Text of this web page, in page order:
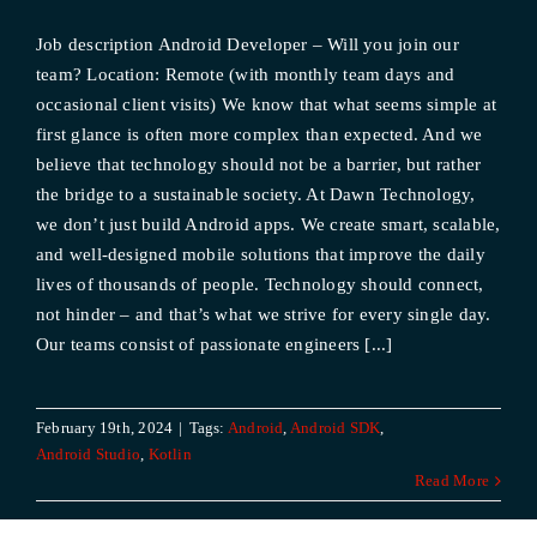
Job description Android Developer – Will you join our
team? Location: Remote (with monthly team days and
occasional client visits) We know that what seems simple at
first glance is often more complex than expected. And we
believe that technology should not be a barrier, but rather
the bridge to a sustainable society. At Dawn Technology,
we don’t just build Android apps. We create smart, scalable,
and well-designed mobile solutions that improve the daily
lives of thousands of people. Technology should connect,
not hinder – and that’s what we strive for every single day.
Our teams consist of passionate engineers [...]
February 19th, 2024 | Tags: Android, Android SDK,
Android Studio, Kotlin
Read More